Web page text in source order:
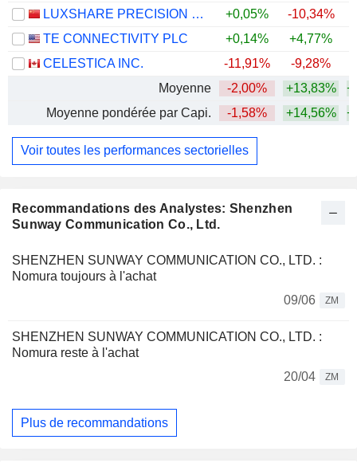
Recommandations des Analystes: Shenzhen
Sunway Communication Co., Ltd.
SHENZHEN SUNWAY COMMUNICATION CO., LTD. :
Nomura toujours à l'achat
09/06
ZM
SHENZHEN SUNWAY COMMUNICATION CO., LTD. :
Nomura reste à l'achat
20/04
ZM
Plus de recommandations
LUXSHARE PRECISION INDUSTRY CO., LTD.
+0,05% -10,34%
TE CONNECTIVITY PLC
+0,14% +4,77%
CELESTICA INC.
-11,91% -9,28%
Moyenne
-2,00% +13,83%
Moyenne pondérée par Capi.
-1,58% +14,56%
Voir toutes les performances sectorielles